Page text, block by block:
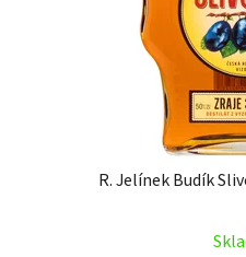
R. Jelínek Budík